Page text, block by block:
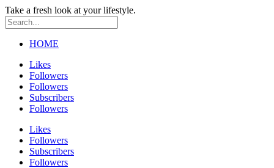
Take a fresh look at your lifestyle.
HOME
Likes
Followers
Followers
Subscribers
Followers
Likes
Followers
Subscribers
Followers